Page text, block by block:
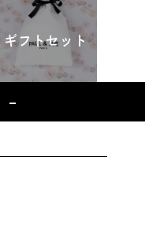
ギフトセット